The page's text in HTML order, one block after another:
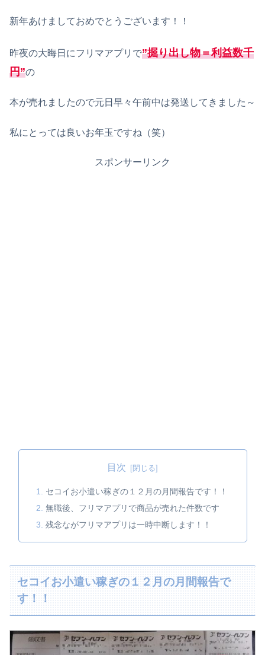
新年あけましておめでとうございます！！
昨夜の大晦日にフリマアプリで”掘り出し物＝利益数千
円”の
本が売れましたので元日早々午前中は発送してきました～
私にとっては良いお年玉ですね（笑）
スポンサーリンク
目次
セコイお小遣い稼ぎの１２月の月間報告です！！
無職後、フリマアプリで商品が売れた件数です
残念ながフリマアプリは一時中断します！！
セコイお小遣い稼ぎの１２月の月間報告で
す！！